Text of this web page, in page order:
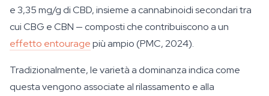
e 3,35 mg/g di CBD, insieme a cannabinoidi secondari tra
cui CBG e CBN — composti che contribuiscono a un
effetto entouragepiù ampio (PMC, 2024).
Tradizionalmente, le varietà a dominanza indica come
questa vengono associate al rilassamento e alla